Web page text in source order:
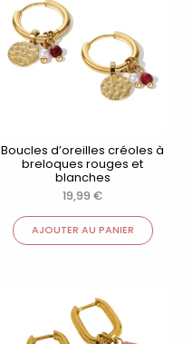
Boucles d’oreilles créoles à
breloques rouges et
blanches
19,99 €
AJOUTER AU PANIER